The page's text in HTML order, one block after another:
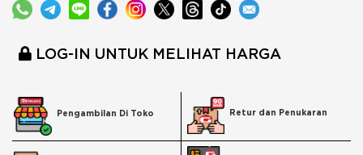
LOG-IN UNTUK MELIHAT HARGA
Pengambilan Di Toko Retur dan Penukaran